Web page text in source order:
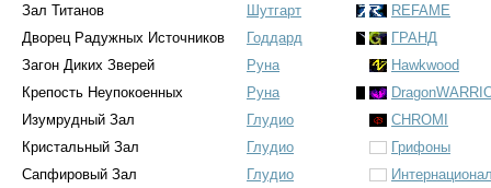
Зал Титанов
Шутгарт
REFAME
Дворец Радужных Источников
Годдард
ГРАНД
Загон Диких Зверей
Руна
Hawkwood
Крепость Неупокоенных
Руна
Изумрудный Зал
Глудио
CHROMI
Кристальный Зал
Глудио
Грифоны
Сапфировый Зал
Глудио